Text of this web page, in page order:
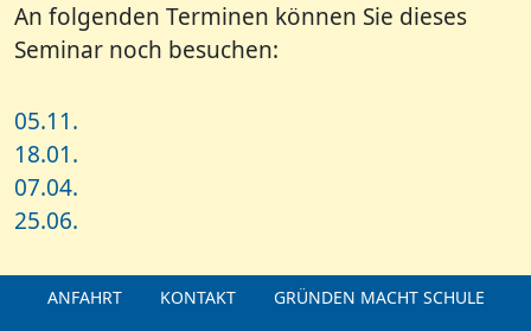
An folgenden Terminen können Sie dieses
Seminar noch besuchen:
05.11.
18.01.
07.04.
25.06.
ANFAHRT KONTAKT
GRÜNDEN MACHT SCHULE